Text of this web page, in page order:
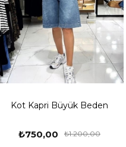
Kot Kapri Büyük Beden
₺750,00 ₺1.200,00